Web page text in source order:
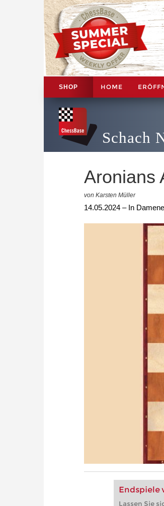
SHOP HOME
Schach
Aronians
von Karsten Müller
14.05.2024 – In
Endspiele
Lassen Sie